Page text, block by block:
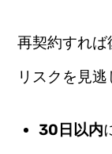
再契約すれ
リスクを見逃
30日以内